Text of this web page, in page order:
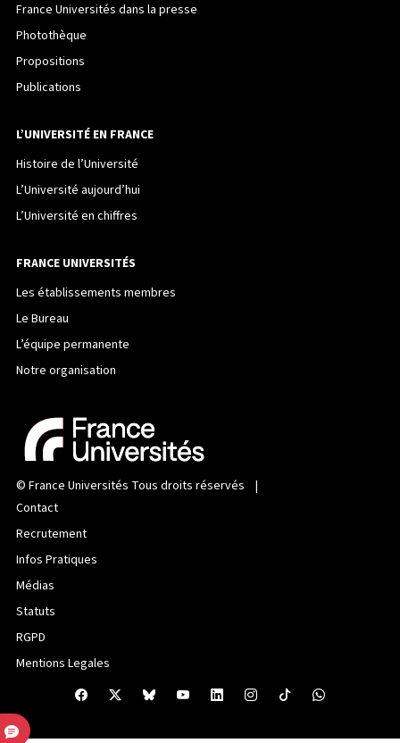
France Universités dans la presse
Photothèque
Propositions
Publications
L’UNIVERSITÉ EN FRANCE
Histoire de l’Université
L’Université aujourd’hui
L’Université en chiffres
FRANCE UNIVERSITÉS
Les établissements membres
Le Bureau
L’équipe permanente
Notre organisation
© France Universités Tous droits réservés |
Contact
Recrutement
Infos Pratiques
Médias
Statuts
RGPD
Mentions Legales